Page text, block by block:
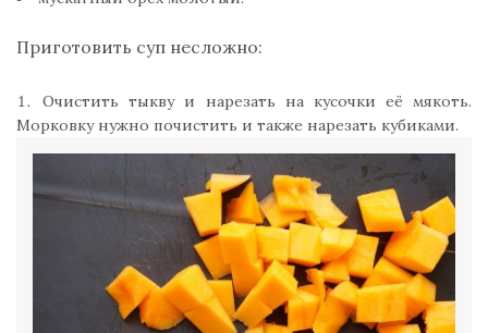
Приготовить суп несложно:
Очистить тыкву и нарезать на кусочки её мякоть.
Морковку нужно почистить и также нарезать кубиками.